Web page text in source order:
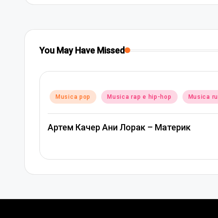
You May Have Missed
Posted
Musica pop Musica rap e hip-hop Musica
Артем Качер Ани Лорак – Материк